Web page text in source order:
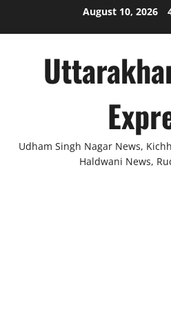
August 10, 2026
Udham Singh Nagar News,
Haldwani News,